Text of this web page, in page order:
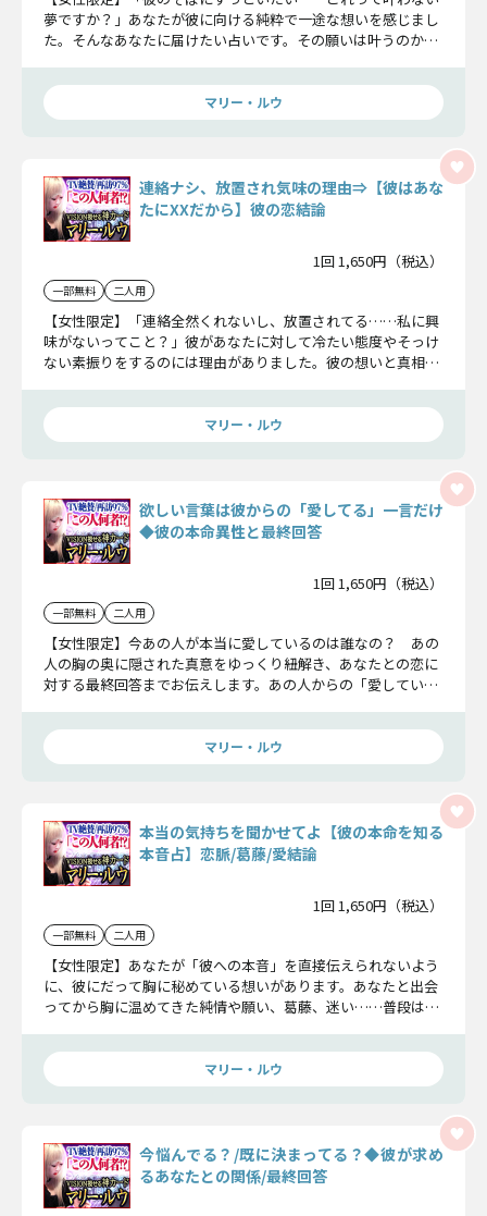
夢ですか？」あなたが彼に向ける純粋で一途な想いを感じまし
た。そんなあなたに届けたい占いです。その願いは叶うのか、
マリー・ルウ
連絡ナシ、放置され気味の理由⇒【彼はあな
たにXXだから】彼の恋結論
1回 1,650円（税込）
一部無料 二人用
【女性限定】「連絡全然くれないし、放置されてる……私に興
味がないってこと？」彼があなたに対して冷たい態度やそっけ
ない素振りをするのには理由がありました。彼の想いと真相を
マリー・ルウ
欲しい言葉は彼からの「愛してる」一言だけ
◆彼の本命異性と最終回答
1回 1,650円（税込）
一部無料 二人用
【女性限定】今あの人が本当に愛しているのは誰なの？ あの
人の胸の奥に隠された真意をゆっくり紐解き、あなたとの恋に
対する最終回答までお伝えします。あの人からの「愛してい
マリー・ルウ
本当の気持ちを聞かせてよ【彼の本命を知る
本音占】恋脈/葛藤/愛結論
1回 1,650円（税込）
一部無料 二人用
【女性限定】あなたが「彼への本音」を直接伝えられないよう
に、彼にだって胸に秘めている想いがあります。あなたと出会
ってから胸に温めてきた純情や願い、葛藤、迷い……普段は口
マリー・ルウ
今悩んでる？/既に決まってる？◆彼が求め
るあなたとの関係/最終回答